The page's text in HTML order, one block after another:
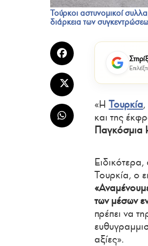
Τούρκοι αστυνομικοί
διάρκεια των
«Η Τουρκία
και της
Παγκόσμια
Τουρκία, ο
των μέσων
πρέπει να
αξίες».